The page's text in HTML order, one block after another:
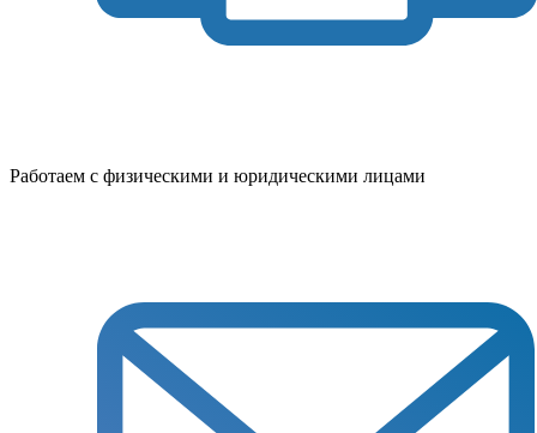
Работаем с физическими и юридическими лицами